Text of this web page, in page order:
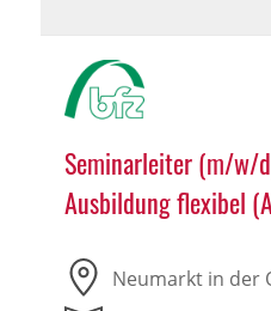
Seminarleiter (m/w/
Ausbildung flexibel
Neumarkt in der